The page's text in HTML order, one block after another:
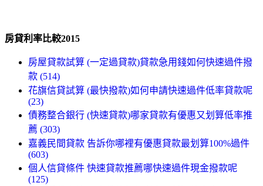
房貸利率比較2015
房屋貸款試算 (一定過貸款)貸款急用錢如何快速過件撥
款 (514)
花旗信貸試算 (最快撥款)如何申請快速過件低率貸款呢
(23)
債務整合銀行 (快速貸款)哪家貸款有優惠又划算低率推
薦 (303)
嘉義民間貸款 告訴你哪裡有優惠貸款最划算100%過件
(603)
個人信貸條件 快速貸款推薦哪快速過件現金撥款呢
(125)